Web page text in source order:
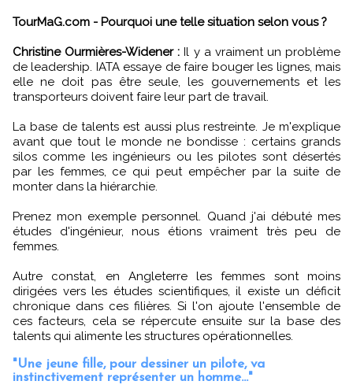
TourMaG.com - Pourquoi une telle situation selon vous ?
Christine Ourmières-Widener : Il y a vraiment un problème
de leadership. IATA essaye de faire bouger les lignes, mais
elle ne doit pas être seule, les gouvernements et les
transporteurs doivent faire leur part de travail.
La base de talents est aussi plus restreinte. Je m'explique
avant que tout le monde ne bondisse : certains grands
silos comme les ingénieurs ou les pilotes sont désertés
par les femmes, ce qui peut empêcher par la suite de
monter dans la hiérarchie.
Prenez mon exemple personnel. Quand j'ai débuté mes
études d'ingénieur, nous étions vraiment très peu de
femmes.
Autre constat, en Angleterre les femmes sont moins
dirigées vers les études scientifiques, il existe un déficit
chronique dans ces filières. Si l'on ajoute l'ensemble de
ces facteurs, cela se répercute ensuite sur la base des
talents qui alimente les structures opérationnelles.
"Une jeune fille, pour dessiner un pilote, va
instinctivement représenter un homme..."